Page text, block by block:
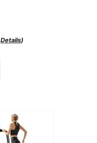
Details)